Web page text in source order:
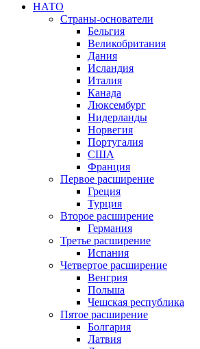
НАТО
Страны-основатели
Бельгия
Великобритания
Дания
Исландия
Италия
Канада
Люксембург
Нидерланды
Норвегия
Португалия
США
Франция
Первое расширение
Греция
Турция
Второе расширение
Германия
Третье расширение
Испания
Четвертое расширение
Венгрия
Польша
Чешская республика
Пятое расширение
Болгария
Латвия